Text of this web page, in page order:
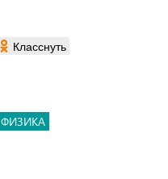
Класснуть
ФИЗИКА